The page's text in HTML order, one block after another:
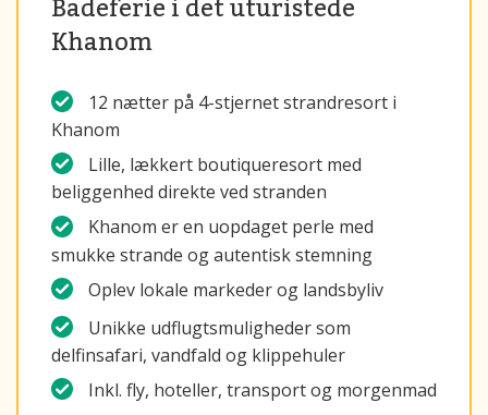
Badeferie i det uturistede
Khanom
12 nætter på 4-stjernet strandresort i
Khanom
Lille, lækkert boutiqueresort med
beliggenhed direkte ved stranden
Khanom er en uopdaget perle med
smukke strande og autentisk stemning
Oplev lokale markeder og landsbyliv
Unikke udflugtsmuligheder som
delfinsafari, vandfald og klippehuler
Inkl. fly, hoteller, transport og morgenmad